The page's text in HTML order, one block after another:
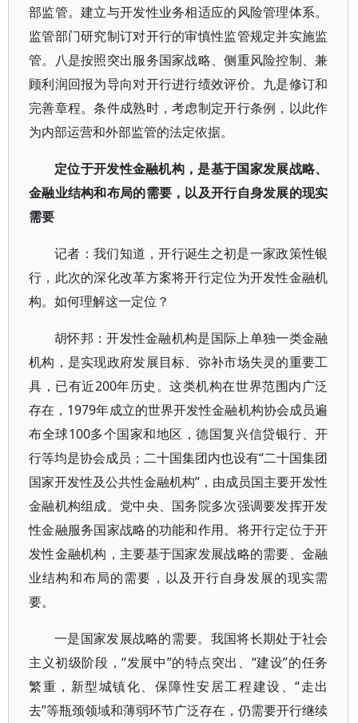
部监管。建立与开发性业务相适应的风险管理体系。
监管部门研究制订对开行的审慎性监管规定并实施监
管。八是按照突出服务国家战略、侧重风险控制、兼
顾利润回报为导向对开行进行绩效评价。九是修订和
完善章程。条件成熟时，考虑制定开行条例，以此作
为内部运营和外部监管的法定依据。
定位于开发性金融机构，是基于国家发展战略、
金融业结构和布局的需要，以及开行自身发展的现实
需要
记者：我们知道，开行诞生之初是一家政策性银
行，此次的深化改革方案将开行定位为开发性金融机
构。如何理解这一定位？
胡怀邦：开发性金融机构是国际上单独一类金融
机构，是实现政府发展目标、弥补市场失灵的重要工
具，已有近200年历史。这类机构在世界范围内广泛
存在，1979年成立的世界开发性金融机构协会成员遍
布全球100多个国家和地区，德国复兴信贷银行、开
行等均是协会成员；二十国集团内也设有“二十国集团
国家开发性及公共性金融机构”，由成员国主要开发性
金融机构组成。党中央、国务院多次强调要发挥开发
性金融服务国家战略的功能和作用。将开行定位于开
发性金融机构，主要基于国家发展战略的需要、金融
业结构和布局的需要，以及开行自身发展的现实需
要。
一是国家发展战略的需要。我国将长期处于社会
主义初级阶段，“发展中”的特点突出、“建设”的任务
繁重，新型城镇化、保障性安居工程建设、“走出
去”等瓶颈领域和薄弱环节广泛存在，仍需要开行继续